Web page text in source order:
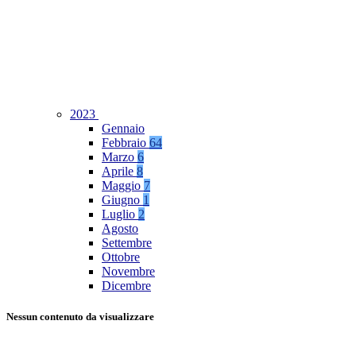
2023
Gennaio
Febbraio 64
Marzo 6
Aprile 8
Maggio 7
Giugno 1
Luglio 2
Agosto
Settembre
Ottobre
Novembre
Dicembre
Nessun contenuto da visualizzare